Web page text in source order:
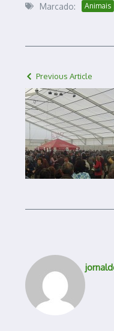
Marcado: Animais
Previous Article